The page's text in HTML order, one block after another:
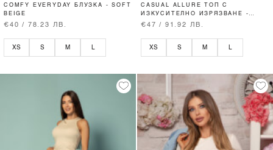
COMFY EVERYDAY БЛУЗКА - SOFT
BEIGE
€40 / 78.23 ЛВ.
XS S M
CASUAL ALLURE ТОП С
ИЗКУСИТЕЛНО ИЗРЯЗВАНЕ -
SOFT BEIGE
€47 / 91.92 ЛВ.
XS S M